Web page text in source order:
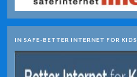
IN SAFE-BETTER INTERNET FOR KIDS